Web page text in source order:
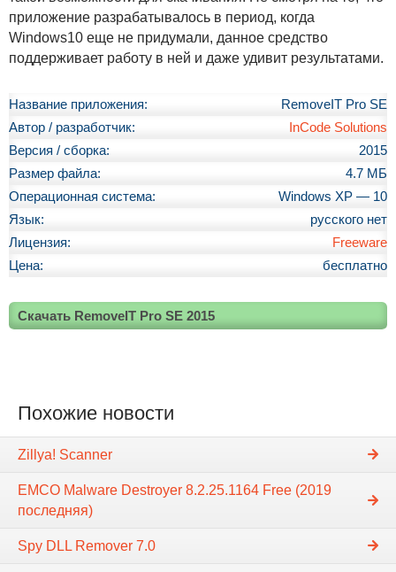
приложение разрабатывалось в период, когда
Windows10 еще не придумали, данное средство
поддерживает работу в ней и даже удивит результатами.
Название приложения:
RemoveIT Pro SE
Автор / разработчик:
InCode Solutions
Версия / сборка:
2015
Размер файла:
4.7 МБ
Операционная система:
Windows XP — 10
Язык:
русского нет
Лицензия:
Freeware
Цена:
бесплатно
Скачать RemoveIT Pro SE 2015
Похожие новости
Zillya! Scanner
EMCO Malware Destroyer 8.2.25.1164 Free (2019
последняя)
Spy DLL Remover 7.0